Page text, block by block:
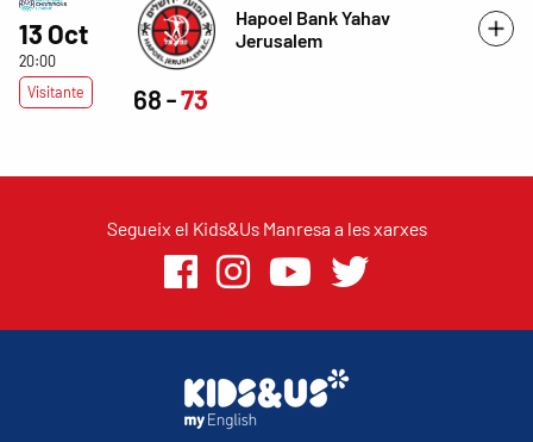
13 Oct
20:00
Visitante
Hapoel Bank Yahav
Jerusalem
68 73
Segueix el Kids&Us Manresa a les xarxes